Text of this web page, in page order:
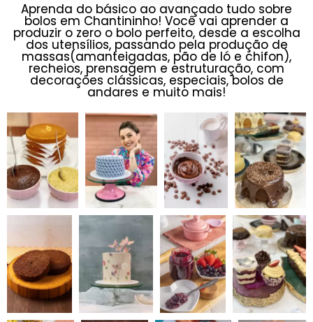
Aprenda do básico ao avançado tudo sobre
bolos em Chantininho! Você vai aprender a
produzir o zero o bolo perfeito, desde a escolha
dos utensílios, passando pela produção de
massas(amanteigadas, pão de ló e chifon),
recheios, prensagem e estruturação, com
decorações clássicas, especiais, bolos de
andares e muito mais!